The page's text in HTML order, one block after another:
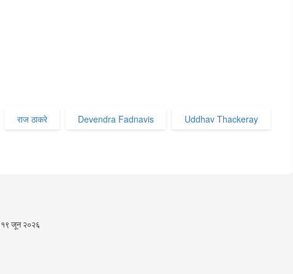
राज ठाकरे Devendra Fadnavis Uddhav Thackeray
१९ जून २०२६